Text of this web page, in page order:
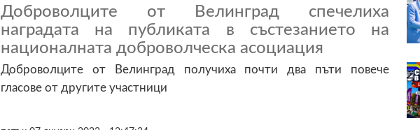
Доброволците от Велинград спечелиха
наградата на публиката в състезанието на
националната доброволческа асоциация
Доброволците от Велинград получиха почти два пъти повече
гласове от другите участници